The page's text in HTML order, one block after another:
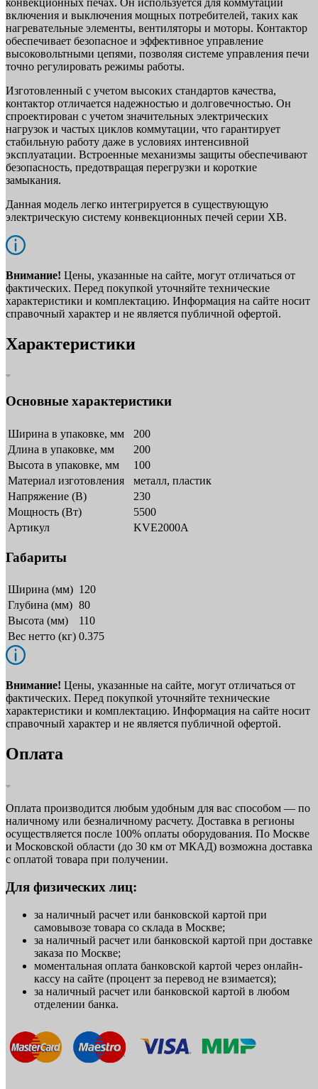
включения и выключения мощных потребителей, таких как
нагревательные элементы, вентиляторы и моторы. Контактор
обеспечивает безопасное и эффективное управление
высоковольтными цепями, позволяя системе управления печи
точно регулировать режимы работы.
Изготовленный с учетом высоких стандартов качества,
контактор отличается надежностью и долговечностью. Он
спроектирован с учетом значительных электрических
нагрузок и частых циклов коммутации, что гарантирует
стабильную работу даже в условиях интенсивной
эксплуатации. Встроенные механизмы защиты обеспечивают
безопасность, предотвращая перегрузки и короткие
замыкания.
Данная модель легко интегрируется в существующую
электрическую систему конвекционных печей серии ХВ.
Внимание! Цены, указанные на сайте, могут отличаться от
фактических. Перед покупкой уточняйте технические
характеристики и комплектацию. Информация на сайте носит
справочный характер и не является публичной офертой.
Характеристики
Основные характеристики
Ширина в упаковке, мм
200
Длина в упаковке, мм
200
Высота в упаковке, мм
100
Материал изготовления
металл, пластик
Напряжение (В)
230
Мощность (Вт)
5500
Артикул
KVE2000A
Габариты
Ширина (мм) 120
Глубина (мм) 80
Высота (мм)
110
Вес нетто (кг) 0.375
Внимание! Цены, указанные на сайте, могут отличаться от
фактических. Перед покупкой уточняйте технические
характеристики и комплектацию. Информация на сайте носит
справочный характер и не является публичной офертой.
Оплата
Оплата производится любым удобным для вас способом — по
наличному или безналичному расчету. Доставка в регионы
осуществляется после 100% оплаты оборудования. По Москве
и Московской области (до 30 км от МКАД) возможна доставка
с оплатой товара при получении.
Для физических лиц:
за наличный расчет или банковской картой при
самовывозе товара со склада в Москве;
за наличный расчет или банковской картой при доставке
заказа по Москве;
моментальная оплата банковской картой через онлайн-
кассу на сайте (процент за перевод не взимается);
за наличный расчет или банковской картой в любом
отделении банка.